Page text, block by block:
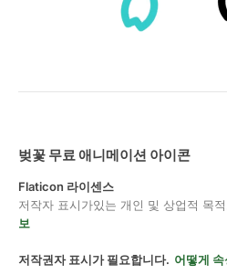
벚꽃 무료 애니메이션 아이콘
Flaticon 라이센스
저작자 표시가있는 개인 및 상업적 목
보
저작권자 표시가 필요합니다. 어떻게